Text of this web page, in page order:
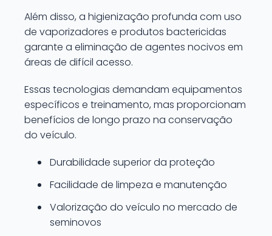
Além disso, a higienização profunda com uso
de vaporizadores e produtos bactericidas
garante a eliminação de agentes nocivos em
áreas de difícil acesso.
Essas tecnologias demandam equipamentos
específicos e treinamento, mas proporcionam
benefícios de longo prazo na conservação
do veículo.
Durabilidade superior da proteção
Facilidade de limpeza e manutenção
Valorização do veículo no mercado de
seminovos